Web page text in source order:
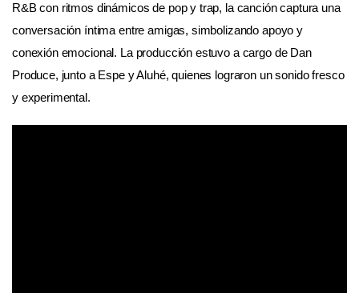
R&B con ritmos dinámicos de pop y trap, la canción captura una
conversación íntima entre amigas, simbolizando apoyo y
conexión emocional. La producción estuvo a cargo de Dan
Produce, junto a Espe y Aluhé, quienes lograron un sonido fresco
y experimental.